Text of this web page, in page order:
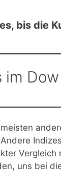
bis die
im
uns bei